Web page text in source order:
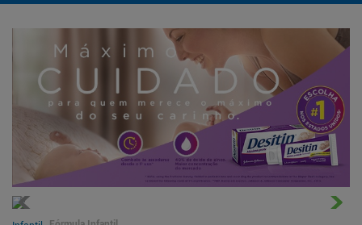
desodorante
4º
sabonete líquido
fralda xg
shampoo
9
fralda xxg
10 º mounjaro